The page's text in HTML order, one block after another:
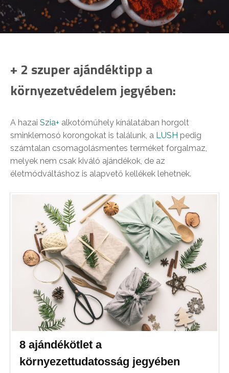
+ 2 szuper ajándéktipp a
környezetvédelem jegyében:
A hazai Szia+ alkotóműhely kínálatában horgolt
sminklemosó korongokat is találunk, a LUSH pedig
számtalan csomagolásmentes terméket forgalmaz,
melyek nem csak kiváló ajándékok, de az
életmódváltáshoz is alapvető kellékek lehetnek.
8 ajándékötlet a
környezettudatosság jegyében